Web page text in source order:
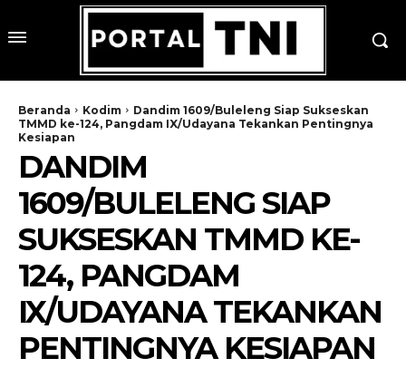
Beranda Kodim
Dandim 1609/Buleleng Siap Sukseskan
TMMD ke-124, Pangdam IX/Udayana Tekankan Pentingnya
Kesiapan
DANDIM
1609/BULELENG SIAP
SUKSESKAN TMMD KE-
124, PANGDAM
IX/UDAYANA TEKANKAN
PENTINGNYA KESIAPAN